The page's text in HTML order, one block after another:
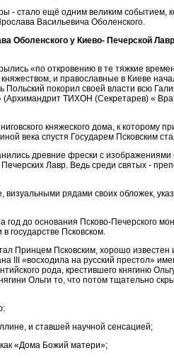
- стало ещё одним великим событием,
Васильевича Оболенского.
Оболенского у Киево- Печерской
«по откровению в те тяжкие
и православные в Киеве
Польский покорил своей власти всю
(Архимандрит ТИХОН (Секретарев) «
княжеского дома, к которому
века спустя Государем Псковским
древние фрески с
Лавр. Ведь среди святых -
рядами своих обложек,
до основания Псково-Печерского
государстве Псковском.
Принцем Псковским, хорошо известен
III «восходила на русский престол»
рода, крестившего княгиню
Ольги то, что потом тщательно
и ставшей научной сенсацией;
«Дома Божий матери»;